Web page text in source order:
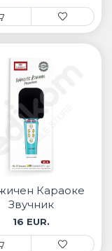
Караоке
Звучник
16 EUR.